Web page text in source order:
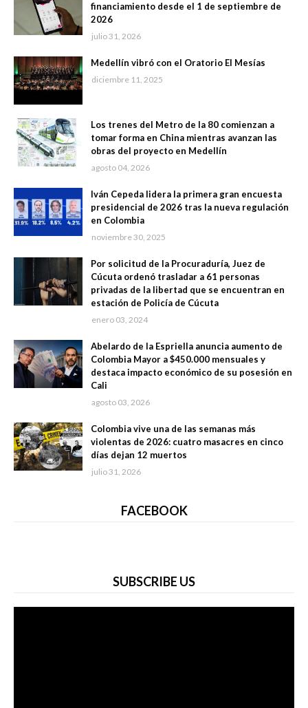
financiamiento desde el 1 de septiembre de
2026
julio 31, 2026
Medellín vibró con el Oratorio El Mesías
diciembre 11, 2025
Los trenes del Metro de la 80 comienzan a
tomar forma en China mientras avanzan las
obras del proyecto en Medellín
agosto 04, 2026
Iván Cepeda lidera la primera gran encuesta
presidencial de 2026 tras la nueva regulación
en Colombia
noviembre 30, 2025
Por solicitud de la Procuraduría, Juez de
Cúcuta ordenó trasladar a 61 personas
privadas de la libertad que se encuentran en
estación de Policía de Cúcuta
enero 03, 2024
Abelardo de la Espriella anuncia aumento de
Colombia Mayor a $450.000 mensuales y
destaca impacto económico de su posesión en
Cali
agosto 03, 2026
Colombia vive una de las semanas más
violentas de 2026: cuatro masacres en cinco
días dejan 12 muertos
julio 31, 2026
FACEBOOK
SUBSCRIBE US